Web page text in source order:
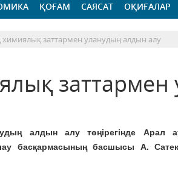
ҚОҒАМ САЯСАТ ОҚИҒАЛАР
заттармен уланудың алдын алу
заттармен
алдын алу төңірегінде Арал
басқармасының басшысы А.